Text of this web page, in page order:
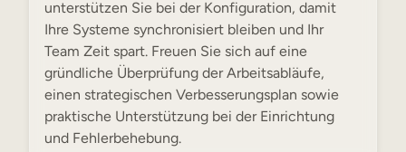
unterstützen Sie bei der Konfiguration, damit
Ihre Systeme synchronisiert bleiben und Ihr
Team Zeit spart. Freuen Sie sich auf eine
gründliche Überprüfung der Arbeitsabläufe,
einen strategischen Verbesserungsplan sowie
praktische Unterstützung bei der Einrichtung
und Fehlerbehebung.